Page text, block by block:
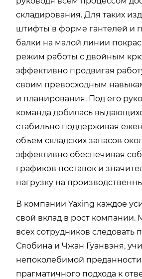
складирования. Для таких
штифты в форме гантелей и
балки на малой линии
режим работы с двойным
эффективно продвигая
своим превосходным
и планирования. Под его
команда добилась
стабильно поддерживая
объем складских запасов
эффективно обеспечивая
графиков поставок и
нагрузку на
В компании Yaxing каждое
свой вклад в рост
всех сотрудников
Сяобина и Чжан Гуанвэня,
непоколебимой преданности
прагматичного подхода к